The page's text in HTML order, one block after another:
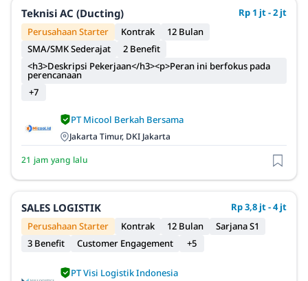
Teknisi AC (Ducting)
Rp 1 jt - 2 jt
Perusahaan Starter
Kontrak
12 Bulan
SMA/SMK Sederajat
2 Benefit
<h3>Deskripsi Pekerjaan</h3><p>Peran ini berfokus pada
perencanaan
+7
PT Micool Berkah Bersama
Jakarta Timur, DKI Jakarta
21 jam yang lalu
SALES LOGISTIK
Rp 3,8 jt - 4 jt
Perusahaan Starter
Kontrak 12 Bulan
Sarjana S1
3 Benefit
Customer Engagement +5
PT Visi Logistik Indonesia